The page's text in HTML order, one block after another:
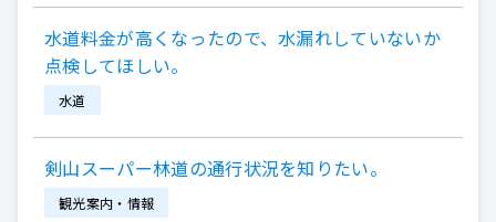
水道料金が高くなったので、水漏れしていないか
点検してほしい。
水道
剣山スーパー林道の通行状況を知りたい。
観光案内・情報